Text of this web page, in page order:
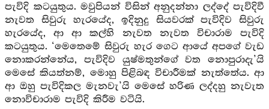
පැවිදි කටයුතුය. මවුපියන් විසින් අනුදන්නා ලද්දේ පැවිදිවී
නැවත සිවුරු හැරයේද, ඉදිනුදු සියවරක් පැවිදිව සිවුරු
හැරයේද, ආ ආ කල්හි නැවත නැවත විචාරාම පැවිදි
කටයුතුය. ‘මෙතෙමේ සිවුරු හැර ගෙට ආයේ අපගේ වැඩ
නොකරන්නේය, පැවිදිව යුෂ්මතුන්ගේ වත නොපුරාදැ’යි
මෙසේ කියත්නම්, මොහු පිළිබඳ විචාරීමක් නැත්තේය. ආ
ආ ඔහු පැවිදිකල මැනවැ’යි මෙසේ හරිණ ලද්දහු නැවැත
නොවිචාරාම පැවිදි කිරීම වටියි.